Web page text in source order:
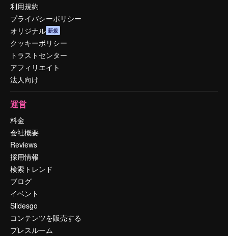
利用規約
プライバシーポリシー
オリジナル 新規
クッキーポリシー
トラストセンター
アフィリエイト
法人向け
運営
料金
会社概要
Reviews
採用情報
検索トレンド
ブログ
イベント
Slidesgo
コンテンツを販売する
プレスルーム